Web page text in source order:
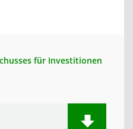
für Investitionen